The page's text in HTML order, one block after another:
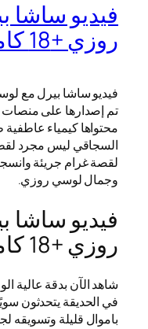
فيديو ساشا
روزي +18 كامل مجانا
فيديو ساشا بيرل مع
تم إصدارها على
محتواها كيمياء عاطفية
السجاقي ليس مجرد
لقصة غرام جريئة
وجمال لوسي روزي.
فيديو ساشا
روزي +18 كامل ليزبيان
شاهد الآن بدقة
في الحديقة يتحدثون
باموال قليلة وتسويقه